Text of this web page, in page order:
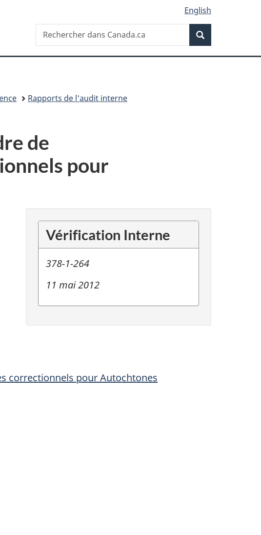
English
Recherche
Rechercher
dans
Rapports de l'audit interne
de
pour
Vérification Interne
378-1-264
11 mai 2012
correctionnels pour Autochtones